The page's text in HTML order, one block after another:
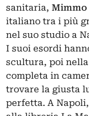
sanitaria,
italiano tra i più
nel suo studio a
I suoi esordi
scultura, poi
completa in
trovare la giusta
perfetta. A